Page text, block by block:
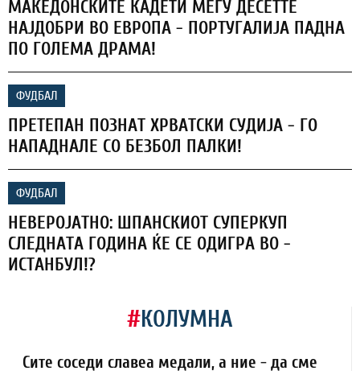
МАКЕДОНСКИТЕ КАДЕТИ МЕЃУ ДЕСЕТТЕ
НАЈДОБРИ ВО ЕВРОПА - ПОРТУГАЛИЈА ПАДНА
ПО ГОЛЕМА ДРАМА!
ФУДБАЛ
ПРЕТЕПАН ПОЗНАТ ХРВАТСКИ СУДИЈА - ГО
НАПАДНАЛЕ СО БЕЗБОЛ ПАЛКИ!
ФУДБАЛ
НЕВЕРОЈАТНО: ШПАНСКИОТ СУПЕРКУП
СЛЕДНАТА ГОДИНА ЌЕ СЕ ОДИГРА ВО -
ИСТАНБУЛ!?
#КОЛУМНА
Сите соседи славеа медали, а ние - да сме